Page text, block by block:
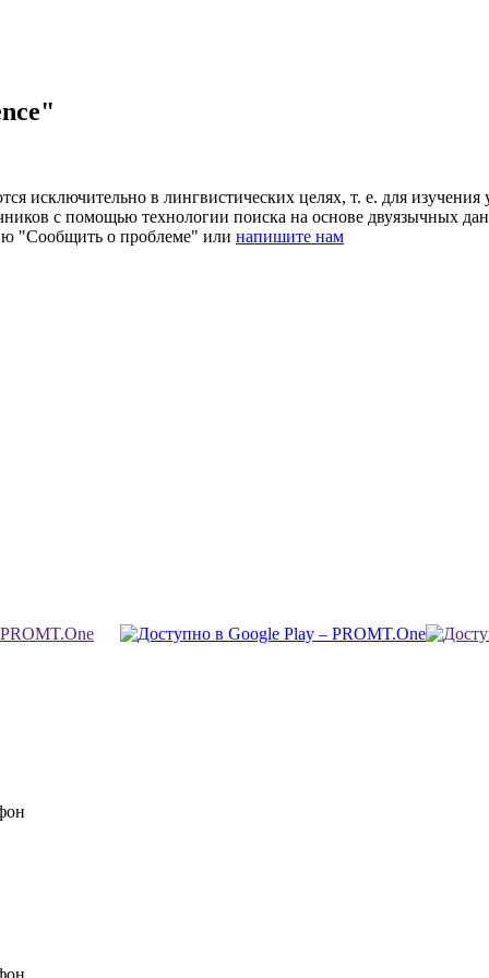
исключительно в лингвистических целях, т. е. для
с помощью технологии поиска на основе двуязычных
"Сообщить о проблеме" или напишите нам